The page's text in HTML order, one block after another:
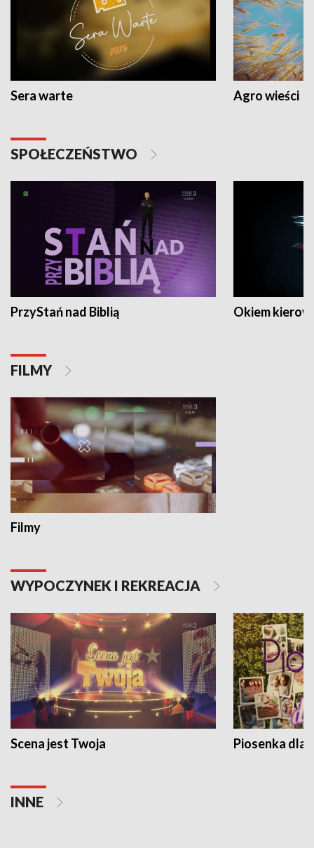
Sera warte Agro wieści
SPOŁECZEŃSTWO
PrzyStań nad Biblią Okiem
FILMY
Filmy
WYPOCZYNEK I REKREACJA
Scena jest Twoja Piosenka dla
INNE